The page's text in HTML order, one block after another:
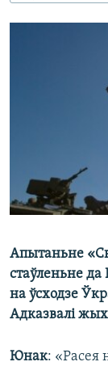
Апытаньне
стаўленьне да
на ўсходзе
Адказвалі
Юнак: «Расея